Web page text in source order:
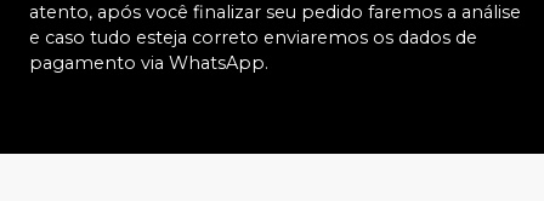
atento, após você finalizar seu pedido faremos a análise
e caso tudo esteja correto enviaremos os dados de
pagamento via WhatsApp.